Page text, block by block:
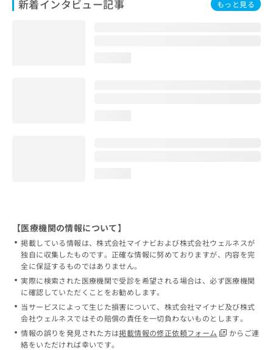
新着インタビュー記事 もっと見る
【医療機関の情報について】
掲載している情報は、株式会社マイナビおよび株式会社ウェルネスが
独自に収集したものです。正確な情報に努めておりますが、内容を完
全に保証するものではありません。
実際に検索された医療機関で受診を希望される場合は、必ず医療機関
に確認していただくことをお勧めします。
当サービスによって生じた損害について、株式会社マイナビ及び株式
会社ウェルネスではその賠償の責任を一切負わないものとします。
情報の誤りを発見された方は掲載情報の修正依頼フォーム
からご連
絡をいただければ幸いです。